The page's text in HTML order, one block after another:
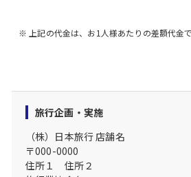
※ 上記の代金は、お1人様あたりの差額代金
旅行企画・実施
（株）日本旅行店舗名
〒000-0000
住所１
住所２